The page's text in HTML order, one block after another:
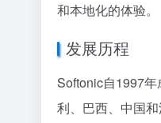
和本地化的体验。
发展历程
Softonic自1997
利、巴西、中国